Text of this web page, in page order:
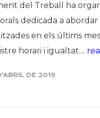
del Treball ha
dedicada a
en els últims
horari i igualtat....
DE 2019